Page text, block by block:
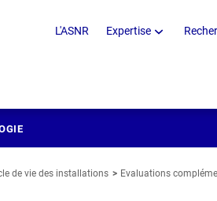
L'ASNR Expertise
de vie des installations Evaluations